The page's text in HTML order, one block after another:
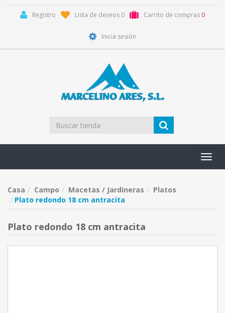
Registro Lista de deseos 0 Carrito de compras 0
Inicia sesión
Casa Campo Macetas / Jardineras
Platos
Plato redondo 18 cm antracita
Plato redondo 18 cm antracita